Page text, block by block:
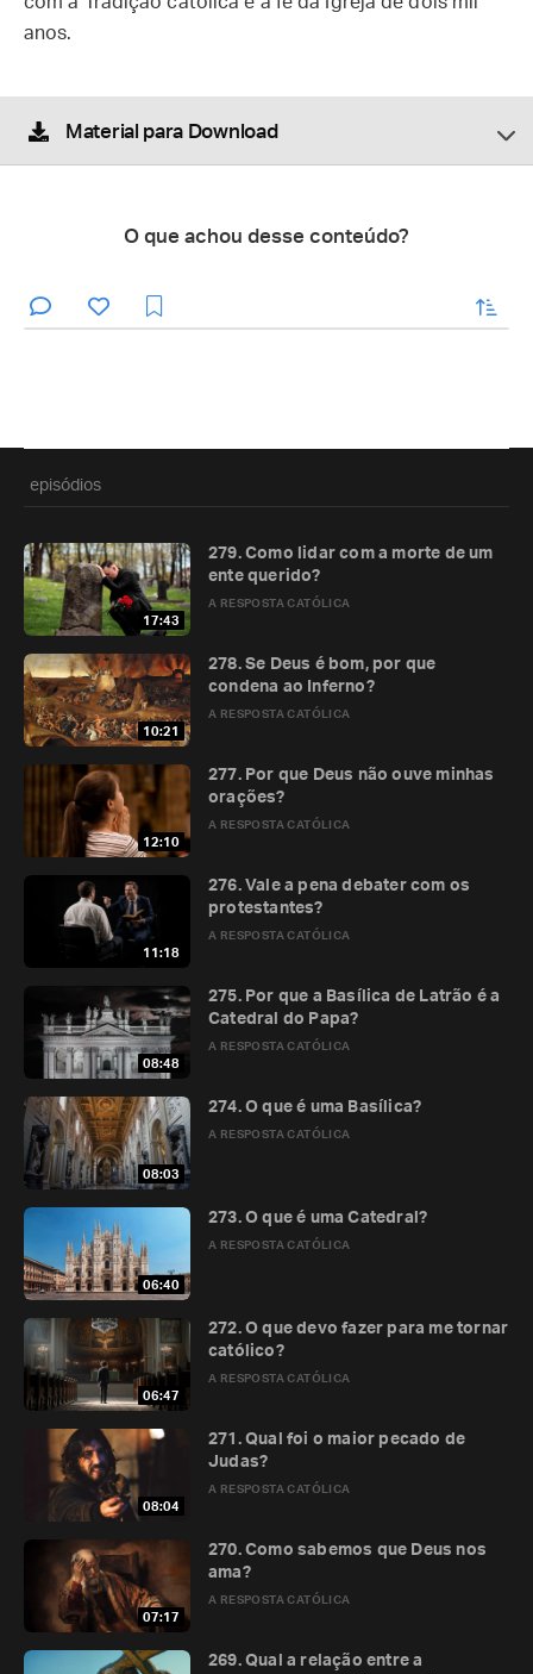
anos.
Material para Download
O que achou desse conteúdo?
enviar
episódios
17:43
A RESPOSTA CATÓLICA
279. Como lidar com a morte de um
ente querido?
10:21
A RESPOSTA CATÓLICA
278. Se Deus é bom, por que
condena ao Inferno?
12:10
A RESPOSTA CATÓLICA
277. Por que Deus não ouve minhas
orações?
11:18
A RESPOSTA CATÓLICA
276. Vale a pena debater com os
protestantes?
08:48
A RESPOSTA CATÓLICA
275. Por que a Basílica de Latrão é a
Catedral do Papa?
08:03
A RESPOSTA CATÓLICA
274. O que é uma Basílica?
06:40
A RESPOSTA CATÓLICA
273. O que é uma Catedral?
06:47
A RESPOSTA CATÓLICA
272. O que devo fazer para me tornar
católico?
08:04
A RESPOSTA CATÓLICA
271. Qual foi o maior pecado de
Judas?
07:17
A RESPOSTA CATÓLICA
270. Como sabemos que Deus nos
ama?
269. Qual a relação entre a